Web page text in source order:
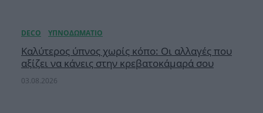
Καλύτερος ύπνος χωρίς κόπο: Οι αλλαγές που
αξίζει να κάνεις στην κρεβατοκάμαρά σου
03.08.2026